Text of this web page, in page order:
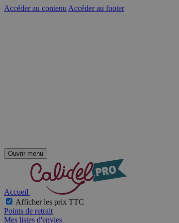
Accéder au contenu Accéder au footer
Ouvrir menu
Accueil
Afficher les prix TTC
Points de retrait
Mes listes d'envies